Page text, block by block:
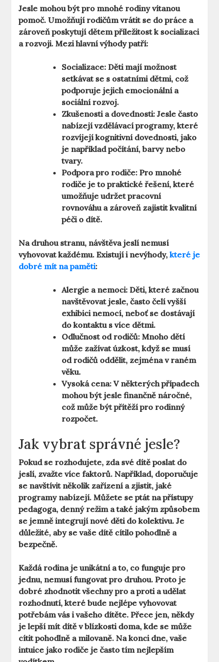
Jesle mohou být pro mnohé rodiny vítanou
pomoč. Umožňují rodičům vrátit se do práce a
zároveň poskytují dětem příležitost k socializaci
a rozvoji. Mezi hlavní výhody patří:
Socializace: Děti mají možnost
setkávat se s ostatními dětmi, což
podporuje jejich emocionální a
sociální rozvoj.
Zkušenosti a dovednosti: Jesle často
nabízejí vzdělávací programy, které
rozvíjejí kognitivní dovednosti, jako
je například počítání, barvy nebo
tvary.
Podpora pro rodiče: Pro mnohé
rodiče je to praktické řešení, které
umožňuje udržet pracovní
rovnováhu a zároveň zajistit kvalitní
péči o dítě.
Na druhou stranu, návštěva jeslí nemusí
vyhovovat každému. Existují i nevýhody,které je
dobré mít na paměti:
Alergie a nemoci: Děti, které začnou
navštěvovat jesle, často čelí vyšší
exhibici nemocí, neboť se dostávají
do kontaktu s více dětmi.
Odlučnost od rodičů: Mnoho dětí
může zažívat úzkost, když se musí
od rodičů oddělit, zejména v raném
věku.
Vysoká cena: V některých případech
mohou být jesle finančně náročné,
což může být přítěží pro rodinný
rozpočet.
Jak vybrat správné jesle?
Pokud se rozhodujete, zda své dítě poslat do
jeslí, zvažte více faktorů. Například, doporučuje
se navštívit několik zařízení a zjistit, jaké
programy nabízejí. Můžete se ptát na přístupy
pedagoga, denný režim a také jakým způsobem
se jemně integrují nové děti do kolektivu. Je
důležité, aby se vaše dítě cítilo pohodlně a
bezpečně.
Každá rodina je unikátní a to, co funguje pro
jednu, nemusí fungovat pro druhou. Proto je
dobré zhodnotit všechny pro a proti a udělat
rozhodnutí, které bude nejlépe vyhovovat
potřebám vás i vašeho dítěte. Přece jen, někdy
je lepší mít dítě v blízkosti doma, kde se může
cítit pohodlně a milovaně. Na konci dne, vaše
intuice jako rodiče je často tím nejlepším